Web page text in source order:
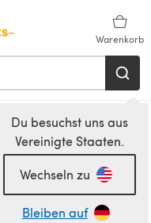
Warenkorb
Du besuchst uns aus
Vereinigte Staaten.
Wechseln zu
Bleiben auf
Kleider